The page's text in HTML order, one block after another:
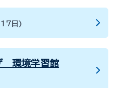
日
環境学習館